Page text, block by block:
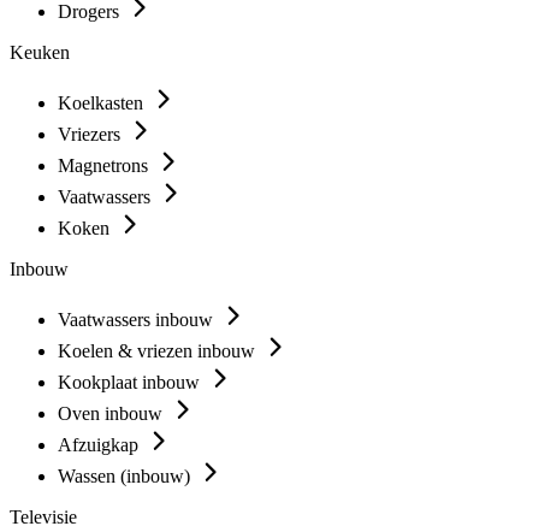
Drogers
Keuken
Koelkasten
Vriezers
Magnetrons
Vaatwassers
Koken
Inbouw
Vaatwassers inbouw
Koelen & vriezen inbouw
Kookplaat inbouw
Oven inbouw
Afzuigkap
Wassen (inbouw)
Televisie